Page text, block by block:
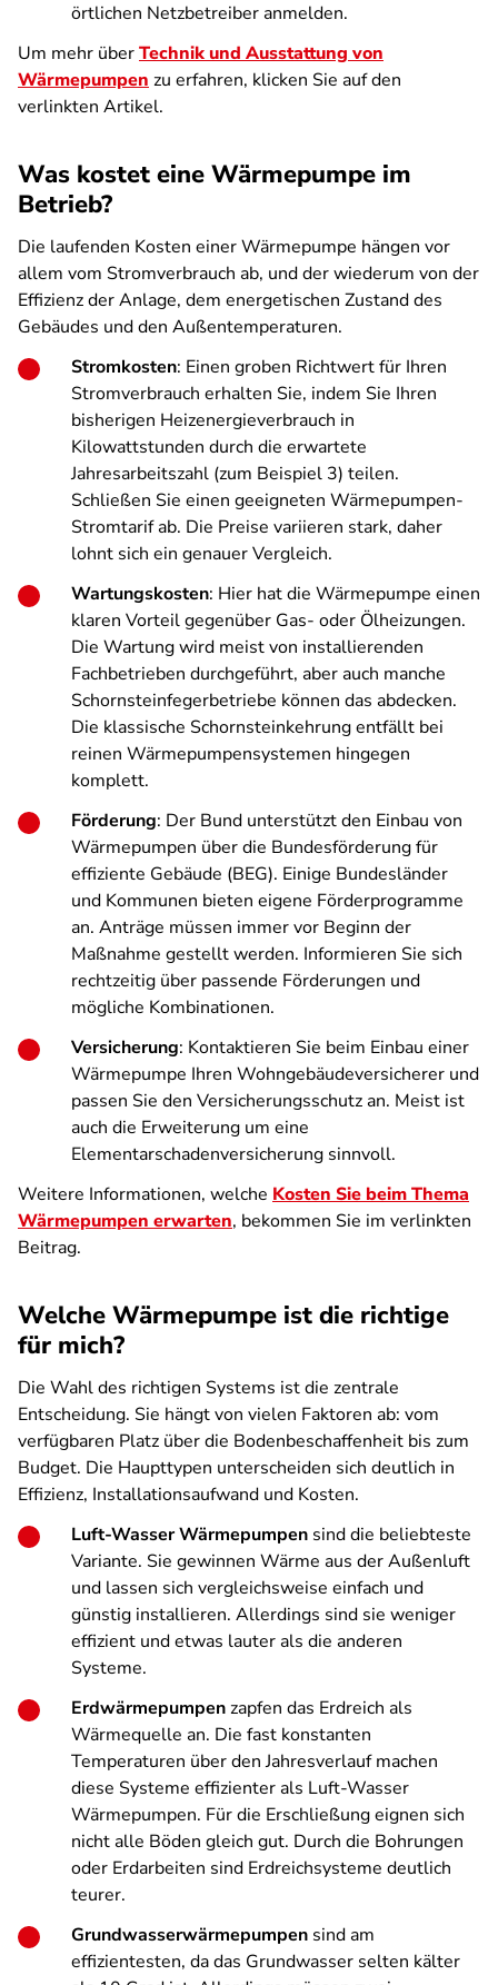
örtlichen Netzbetreiber anmelden.
Um mehr überTechnik und Ausstattung von
Wärmepumpen zu erfahren, klicken Sie auf den
verlinkten Artikel.
Was kostet eine Wärmepumpe im
Betrieb?
Die laufenden Kosten einer Wärmepumpe hängen vor
allem vom Stromverbrauch ab, und der wiederum von der
Effizienz der Anlage, dem energetischen Zustand des
Gebäudes und den Außentemperaturen.
Stromkosten: Einen groben Richtwert für Ihren
Stromverbrauch erhalten Sie, indem Sie Ihren
bisherigen Heizenergieverbrauch in
Kilowattstunden durch die erwartete
Jahresarbeitszahl (zum Beispiel 3) teilen.
Schließen Sie einen geeigneten Wärmepumpen-
Stromtarif ab. Die Preise variieren stark, daher
lohnt sich ein genauer Vergleich.
Wartungskosten: Hier hat die Wärmepumpe einen
klaren Vorteil gegenüber Gas- oder Ölheizungen.
Die Wartung wird meist von installierenden
Fachbetrieben durchgeführt, aber auch manche
Schornsteinfegerbetriebe können das abdecken.
Die klassische Schornsteinkehrung entfällt bei
reinen Wärmepumpensystemen hingegen
komplett.
Förderung: Der Bund unterstützt den Einbau von
Wärmepumpen über die Bundesförderung für
effiziente Gebäude (BEG). Einige Bundesländer
und Kommunen bieten eigene Förderprogramme
an. Anträge müssen immer vor Beginn der
Maßnahme gestellt werden. Informieren Sie sich
rechtzeitig über passende Förderungen und
mögliche Kombinationen.
Versicherung: Kontaktieren Sie beim Einbau einer
Wärmepumpe Ihren Wohngebäudeversicherer und
passen Sie den Versicherungsschutz an. Meist ist
auch die Erweiterung um eine
Elementarschadenversicherung sinnvoll.
Weitere Informationen, welche Kosten Sie beim Thema
Wärmepumpen erwarten, bekommen Sie im verlinkten
Beitrag.
Welche Wärmepumpe ist die richtige
für mich?
Die Wahl des richtigen Systems ist die zentrale
Entscheidung. Sie hängt von vielen Faktoren ab: vom
verfügbaren Platz über die Bodenbeschaffenheit bis zum
Budget. Die Haupttypen unterscheiden sich deutlich in
Effizienz, Installationsaufwand und Kosten.
Luft-Wasser Wärmepumpen sind die beliebteste
Variante. Sie gewinnen Wärme aus der Außenluft
und lassen sich vergleichsweise einfach und
günstig installieren. Allerdings sind sie weniger
effizient und etwas lauter als die anderen
Systeme.
Erdwärmepumpenzapfen das Erdreich als
Wärmequelle an. Die fast konstanten
Temperaturen über den Jahresverlauf machen
diese Systeme effizienter als Luft-Wasser
Wärmepumpen. Für die Erschließung eignen sich
nicht alle Böden gleich gut. Durch die Bohrungen
oder Erdarbeiten sind Erdreichsysteme deutlich
teurer.
Grundwasserwärmepumpen sind am
effizientesten, da das Grundwasser selten kälter